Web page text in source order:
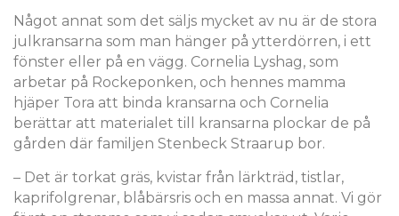
Något annat som det säljs mycket av nu är de stora
julkransarna som man hänger på ytterdörren, i ett
fönster eller på en vägg. Cornelia Lyshag, som
arbetar på Rockeponken, och hennes mamma
hjäper Tora att binda kransarna och Cornelia
berättar att materialet till kransarna plockar de på
gården där familjen Stenbeck Straarup bor.
– Det är torkat gräs, kvistar från lärkträd, tistlar,
kaprifolgrenar, blåbärsris och en massa annat. Vi gör